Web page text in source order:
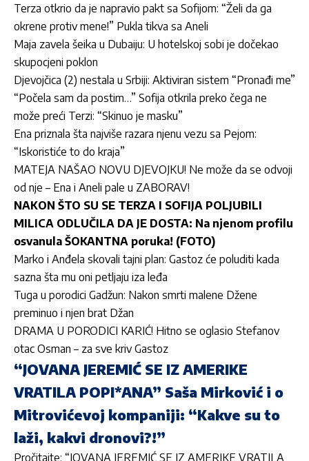
Terza otkrio da je napravio pakt sa Sofijom: “Želi da ga
okrene protiv mene!” Pukla tikva sa Aneli
Maja zavela šeika u Dubaiju: U hotelskoj sobi je dočekao
skupocjeni poklon
Djevojčica (2) nestala u Srbiji: Aktiviran sistem “Pronađi me”
“Počela sam da postim…” Sofija otkrila preko čega ne
može preći Terzi: “Skinuo je masku”
Ena priznala šta najviše razara njenu vezu sa Pejom:
“Iskoristiće to do kraja”
MATEJA NAŠAO NOVU DJEVOJKU! Ne može da se odvoji
od nje – Ena i Aneli pale u ZABORAV!
NAKON ŠTO SU SE TERZA I SOFIJA POLJUBILI
MILICA ODLUČILA DA JE DOSTA: Na njenom profilu
osvanula ŠOKANTNA poruka! (FOTO)
Marko i Anđela skovali tajni plan: Gastoz će poluditi kada
sazna šta mu oni petljaju iza leđa
Tuga u porodici Gadžun: Nakon smrti malene Džene
preminuo i njen brat Džan
DRAMA U PORODICI KARIĆ! Hitno se oglasio Stefanov
otac Osman – za sve kriv Gastoz
“JOVANA JEREMIĆ SE IZ AMERIKE
VRATILA POPI*ANA” Saša Mirković i o
Mitrovićevoj kompaniji: “Kakve su to
laži, kakvi dronovi?!”
Pročitajte: “JOVANA JEREMIĆ SE IZ AMERIKE VRATILA